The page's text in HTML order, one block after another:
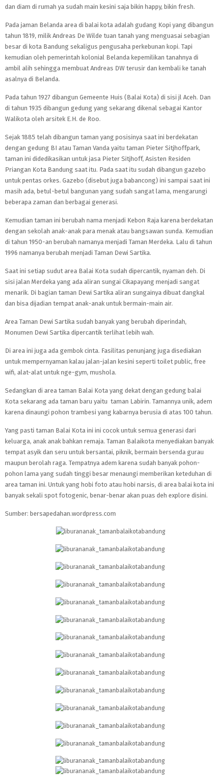
dan diam di rumah ya sudah main kesini saja bikin happy, bikin fresh.
Pada jaman Belanda area di balai kota adalah gudang Kopi yang dibangun
tahun 1819, milik Andreas De Wilde tuan tanah yang menguasai sebagian
besar di kota Bandung sekaligus pengusaha perkebunan kopi. Tapi
kemudian oleh pemerintah kolonial Belanda kepemilikan tanahnya di
ambil alih sehingga membuat Andreas DW terusir dan kembali ke tanah
asalnya di Belanda.
Pada tahun 1927 dibangun Gemeente Huis (Balai Kota) di sisi jl Aceh. Dan
di tahun 1935 dibangun gedung yang sekarang dikenal sebagai Kantor
Walikota oleh arsitek E.H. de Roo.
Sejak 1885 telah dibangun taman yang posisinya saat ini berdekatan
dengan gedung BI atau Taman Vanda yaitu taman Pieter Sitjhoffpark,
taman ini didedikasikan untuk jasa Pieter Sitjhoff, Asisten Residen
Priangan Kota Bandung saat itu. Pada saat itu sudah dibangun gazebo
untuk pentas orkes. Gazebo (disebut juga babancong) ini sampai saat ini
masih ada, betul-betul bangunan yang sudah sangat lama, mengarungi
beberapa zaman dan berbagai generasi.
Kemudian taman ini berubah nama menjadi Kebon Raja karena berdekatan
dengan sekolah anak-anak para menak atau bangsawan sunda. Kemudian
di tahun 1950-an berubah namanya menjadi Taman Merdeka. Lalu di tahun
1996 namanya berubah menjadi Taman Dewi Sartika.
Saat ini setiap sudut area Balai Kota sudah dipercantik, nyaman deh. Di
sisi jalan Merdeka yang ada aliran sungai Cikapayang menjadi sangat
menarik. Di bagian taman Dewi Sartika aliran sungainya dibuat dangkal
dan bisa dijadian tempat anak-anak untuk bermain-main air.
Area Taman Dewi Sartika sudah banyak yang berubah diperindah,
Monumen Dewi Sartika dipercantik terlihat lebih wah.
Di area ini juga ada gembok cinta. Fasilitas penunjang juga disediakan
untuk mempernyaman kalau jalan-jalan kesini seperti toilet public, free
wifi, alat-alat untuk nge-gym, mushola.
Sedangkan di area taman Balai Kota yang dekat dengan gedung balai
Kota sekarang ada taman baru yaitu taman Labirin. Tamannya unik, adem
karena dinaungi pohon trambesi yang kabarnya berusia di atas 100 tahun.
Yang pasti taman Balai Kota ini ini cocok untuk semua generasi dari
keluarga, anak anak bahkan remaja. Taman Balaikota menyediakan banyak
tempat asyik dan seru untuk bersantai, piknik, bermain bersenda gurau
maupun berolah raga. Tempatnya adem karena sudah banyak pohon-
pohon lama yang sudah tinggi besar menaungi memberikan keteduhan di
area taman ini. Untuk yang hobi foto atau hobi narsis, di area balai kota ini
banyak sekali spot fotogenic, benar-benar akan puas deh explore disini.
Sumber: bersapedahan.wordpress.com